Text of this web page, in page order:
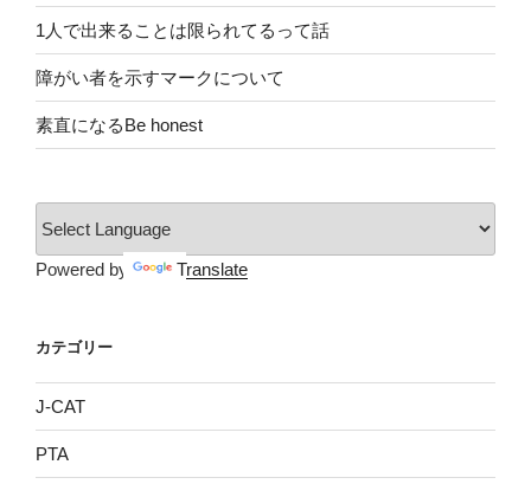
1人で出来ることは限られてるって話
障がい者を示すマークについて
素直になるBe honest
Powered by Translate
カテゴリー
J-CAT
PTA